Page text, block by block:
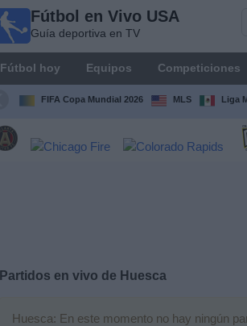
Fútbol en Vivo USA
Guía deportiva en TV
Fútbol hoy Equipos Competiciones
FIFA Copa Mundial 2026 MLS Liga
Partidos en vivo de Huesca
Huesca: En este momento no hay ningún